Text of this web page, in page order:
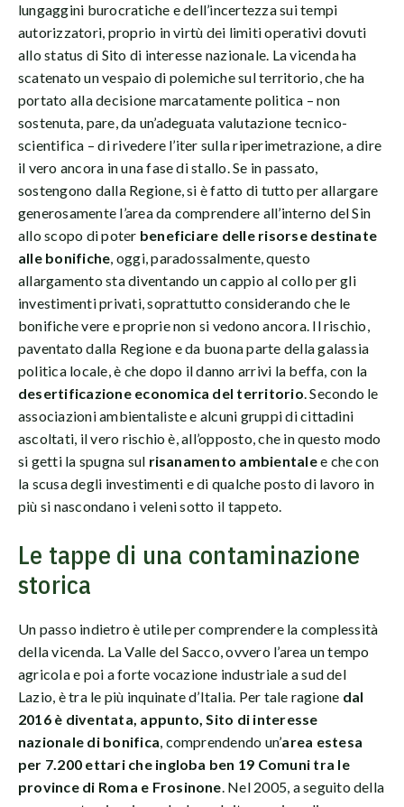
lungaggini burocratiche e dell’incertezza sui tempi
autorizzatori, proprio in virtù dei limiti operativi dovuti
allo status di Sito di interesse nazionale. La vicenda ha
scatenato un vespaio di polemiche sul territorio, che ha
portato alla decisione marcatamente politica – non
sostenuta, pare, da un’adeguata valutazione tecnico-
scientifica – di rivedere l’iter sulla riperimetrazione, a dire
il vero ancora in una fase di stallo. Se in passato,
sostengono dalla Regione, si è fatto di tutto per allargare
generosamente l’area da comprendere all’interno del Sin
allo scopo di poter beneficiare delle risorse destinate
alle bonifiche, oggi, paradossalmente, questo
allargamento sta diventando un cappio al collo per gli
investimenti privati, soprattutto considerando che le
bonifiche vere e proprie non si vedono ancora. Il rischio,
paventato dalla Regione e da buona parte della galassia
politica locale, è che dopo il danno arrivi la beffa, con la
desertificazione economica del territorio. Secondo le
associazioni ambientaliste e alcuni gruppi di cittadini
ascoltati, il vero rischio è, all’opposto, che in questo modo
si getti la spugna sul risanamento ambientalee che con
la scusa degli investimenti e di qualche posto di lavoro in
più si nascondano i veleni sotto il tappeto.
Le tappe di una contaminazione
storica
Un passo indietro è utile per comprendere la complessità
della vicenda. La Valle del Sacco, ovvero l’area un tempo
agricola e poi a forte vocazione industriale a sud del
Lazio, è tra le più inquinate d’Italia. Per tale ragione dal
2016 è diventata, appunto, Sito di interesse
nazionale di bonifica, comprendendo un’area estesa
per 7.200 ettari che ingloba ben 19 Comuni tra le
province di Roma e Frosinone. Nel 2005, a seguito della